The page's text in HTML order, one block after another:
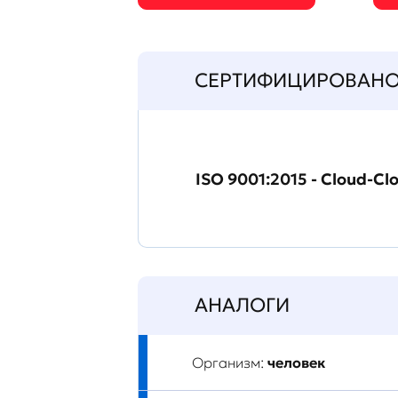
ISO 9001:2015 - Cloud-
АНАЛОГИ
Организм: человек